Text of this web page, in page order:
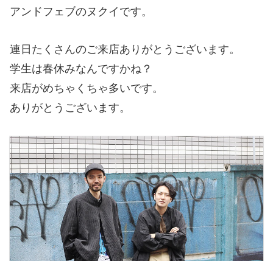
アンドフェブのヌクイです。
連日たくさんのご来店ありがとうございます。
学生は春休みなんですかね？
来店がめちゃくちゃ多いです。
ありがとうございます。